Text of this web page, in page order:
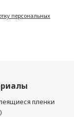
персональных
пленки